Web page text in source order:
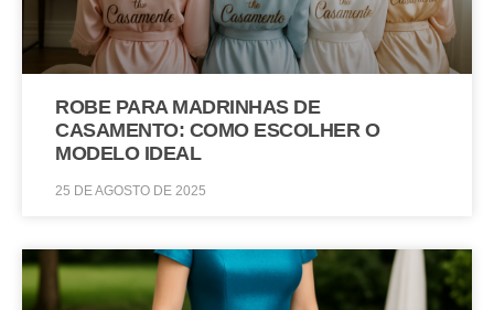
ROBE PARA MADRINHAS DE
CASAMENTO: COMO ESCOLHER O
MODELO IDEAL
25 DE AGOSTO DE 2025